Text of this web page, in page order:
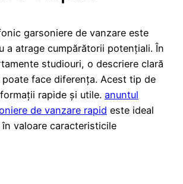
garsoniere de vanzare este
a atrage cumpărătorii potențiali. În
studiouri, o descriere clară
face diferența. Acest tip de
rapide și utile. anuntul
de vanzare rapid este ideal
valoare caracteristicile